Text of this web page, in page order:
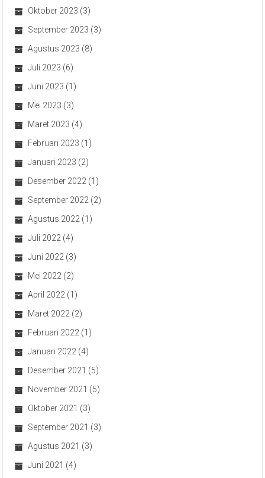
Oktober 2023 (3)
September 2023 (3)
Agustus 2023 (8)
Juli 2023 (6)
Juni 2023 (1)
Mei 2023 (3)
Maret 2023 (4)
Februari 2023 (1)
Januari 2023 (2)
Desember 2022 (1)
September 2022 (2)
Agustus 2022 (1)
Juli 2022 (4)
Juni 2022 (3)
Mei 2022 (2)
April 2022 (1)
Maret 2022 (2)
Februari 2022 (1)
Januari 2022 (4)
Desember 2021 (5)
November 2021 (5)
Oktober 2021 (3)
September 2021 (3)
Agustus 2021 (3)
Juni 2021 (4)